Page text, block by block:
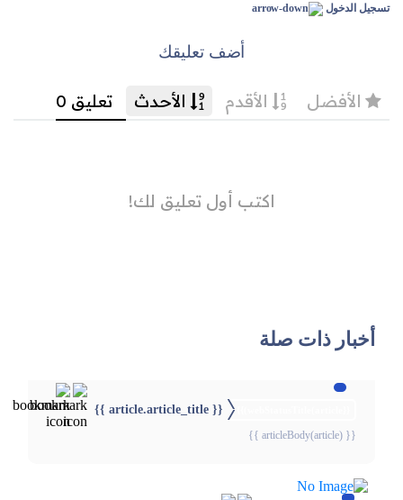
تسجيل الدخول
أضف تعليقك
أخبار ذات صلة
{{ article.article_title }}
{{ articleBody(article) }}